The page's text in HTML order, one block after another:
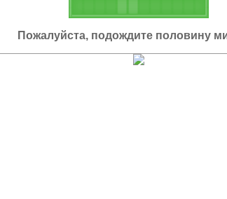
Пожалуйста, подождите половину